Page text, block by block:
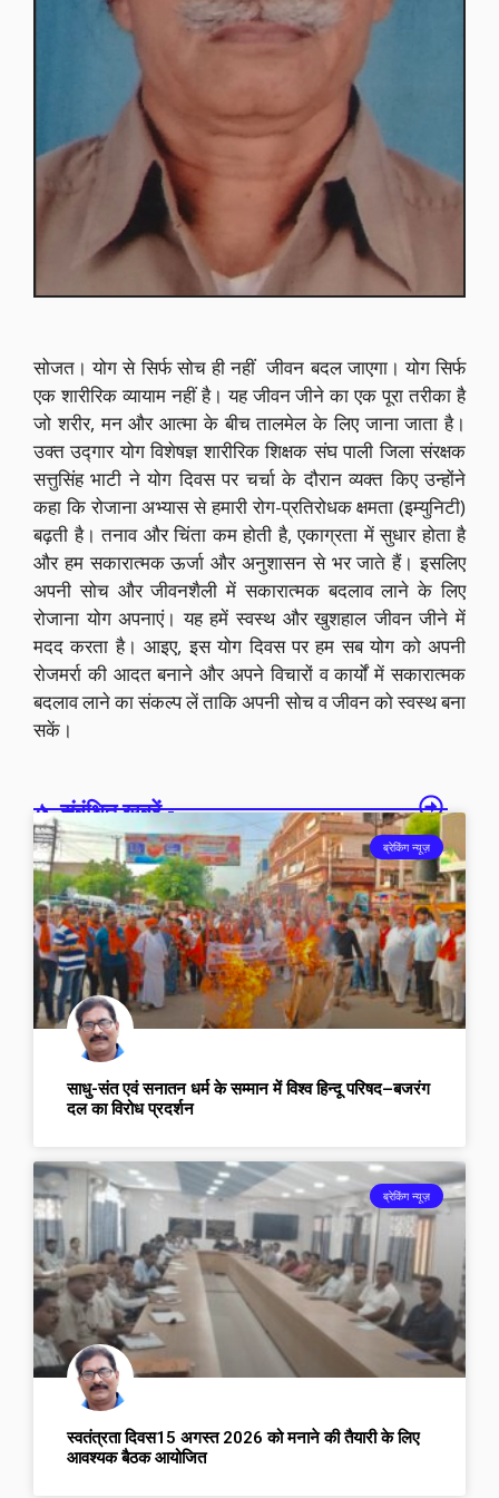
सोजत। योग से सिर्फ सोच ही नहीं जीवन बदल जाएगा। योग सिर्फ
एक शारीरिक व्यायाम नहीं है। यह जीवन जीने का एक पूरा तरीका है
जो शरीर, मन और आत्मा के बीच तालमेल के लिए जाना जाता है।
उक्त उद्गार योग विशेषज्ञ शारीरिक शिक्षक संघ पाली जिला संरक्षक
सत्तुसिंह भाटी ने योग दिवस पर चर्चा के दौरान व्यक्त किए उन्होंने
कहा कि रोजाना अभ्यास से हमारी रोग-प्रतिरोधक क्षमता (इम्युनिटी)
बढ़ती है। तनाव और चिंता कम होती है, एकाग्रता में सुधार होता है
और हम सकारात्मक ऊर्जा और अनुशासन से भर जाते हैं। इसलिए
अपनी सोच और जीवनशैली में सकारात्मक बदलाव लाने के लिए
रोजाना योग अपनाएं। यह हमें स्वस्थ और खुशहाल जीवन जीने में
मदद करता है। आइए, इस योग दिवस पर हम सब योग को अपनी
रोजमर्रा की आदत बनाने और अपने विचारों व कार्यों में सकारात्मक
बदलाव लाने का संकल्प लें ताकि अपनी सोच व जीवन को स्वस्थ बना
सकें।
संबंधित खबरें -
ब्रेकिंग न्यूज़
साधु-संत एवं सनातन धर्म के सम्मान में विश्व हिन्दू परिषद–बजरंग
दल का विरोध प्रदर्शन
ब्रेकिंग न्यूज़
स्वतंत्रता दिवस15 अगस्त 2026 को मनाने की तैयारी के लिए
आवश्यक बैठक आयोजित